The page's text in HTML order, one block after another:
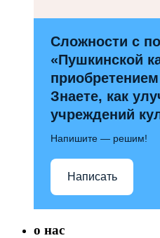
Сложности с
«Пушкинской
Знаете, как
учреждений
Напишите — решим!
Написать
о нас